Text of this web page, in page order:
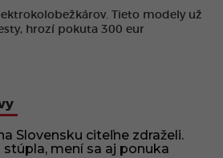
Tieto modely už
hrozí pokuta 300 eur
Slovensku citeľne zdraželi.
stúpla, mení sa aj ponuka